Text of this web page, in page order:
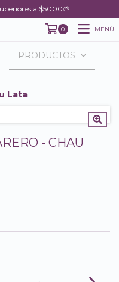
a $5000🌱
0 MENÚ
PRODUCTOS
Lata
- CHAU